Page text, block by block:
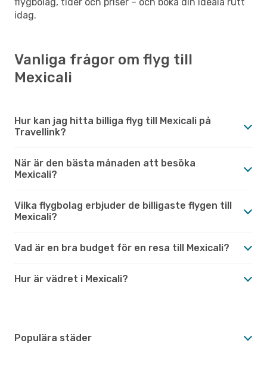
idag.
Vanliga frågor om flyg till
Mexicali
Hur kan jag hitta billiga flyg till Mexicali på
Travellink?
När är den bästa månaden att besöka
Mexicali?
Vilka flygbolag erbjuder de billigaste flygen till
Mexicali?
Vad är en bra budget för en resa till Mexicali?
Hur är vädret i Mexicali?
Populära städer